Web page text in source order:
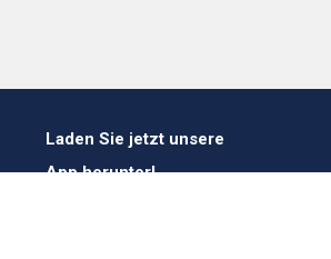
Laden Sie jetzt unsere
App herunter!